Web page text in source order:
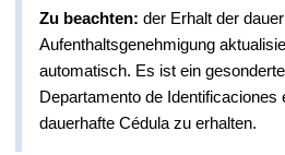
Zu beachten: der Erhalt der
Aufenthaltsgenehmigung
automatisch. Es ist ein
Departamento de Identificaciones
dauerhafte Cédula zu erhalten.